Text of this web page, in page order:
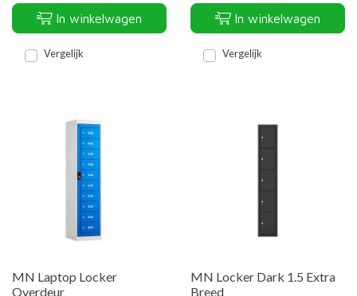
In winkelwagen
Vergelijk
In winkelwagen
Vergelijk
MN Laptop Locker
Overdeur
MN Locker Dark 1.5 Extra
Breed